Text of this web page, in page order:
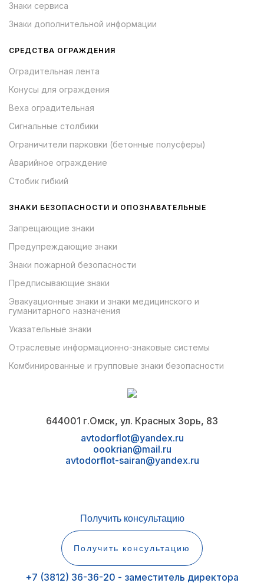
Знаки сервиса
Знаки дополнительной информации
СРЕДСТВА ОГРАЖДЕНИЯ
Оградительная лента
Конусы для ограждения
Веха оградительная
Сигнальные столбики
Ограничители парковки (бетонные полусферы)
Аварийное ограждение
Стобик гибкий
ЗНАКИ БЕЗОПАСНОСТИ И ОПОЗНАВАТЕЛЬНЫЕ
Запрещающие знаки
Предупреждающие знаки
Знаки пожарной безопасности
Предписывающие знаки
Эвакуационные знаки и знаки медицинского и
гуманитарного назначения
Указательные знаки
Отраслевые информационно-знаковые системы
Комбинированные и групповые знаки безопасности
644001 г.Омск, ул. Красных Зорь, 83
avtodorflot@yandex.ru
oookrian@mail.ru
avtodorflot-sairan@yandex.ru
Получить консультацию
Получить консультацию
+7 (3812) 36-36-20 - заместитель директора